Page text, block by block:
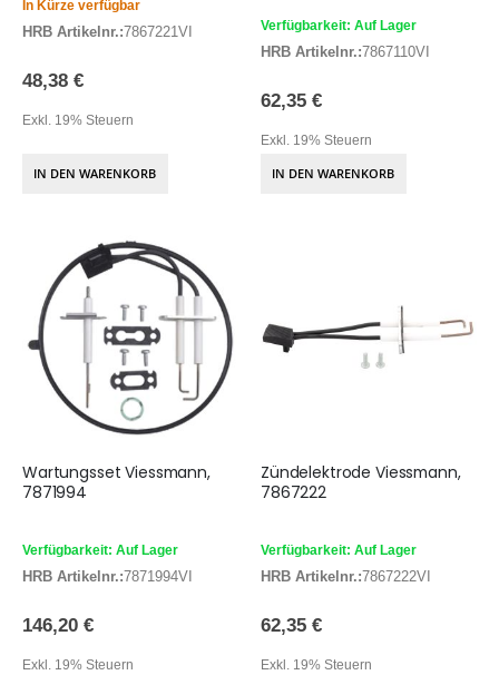
In Kürze verfügbar
HRB Artikelnr.:7867221VI
48,38 €
Exkl. 19% Steuern
IN DEN WARENKORB
Verfügbarkeit: Auf Lager
HRB Artikelnr.:7867110VI
62,35 €
Exkl. 19% Steuern
IN DEN WARENKORB
Wartungsset Viessmann,
7871994
Verfügbarkeit: Auf Lager
HRB Artikelnr.:7871994VI
146,20 €
Exkl. 19% Steuern
Zündelektrode Viessmann,
7867222
Verfügbarkeit: Auf Lager
HRB Artikelnr.:7867222VI
62,35 €
Exkl. 19% Steuern